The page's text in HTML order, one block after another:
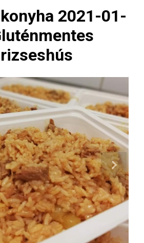
2021-01-
Next